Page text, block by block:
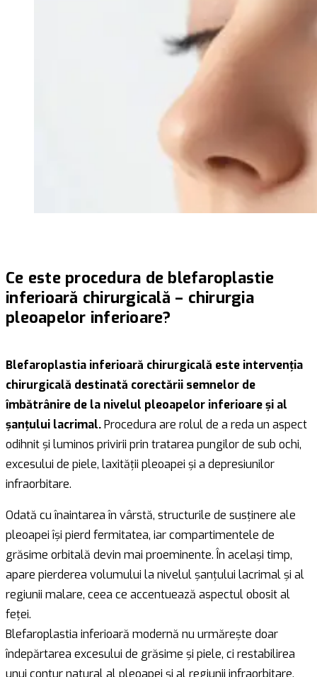
Ce este procedura de blefaroplastie
inferioară chirurgicală – chirurgia
pleoapelor inferioare?
Blefaroplastia inferioară chirurgicală este intervenția
chirurgicală destinată corectării semnelor de
îmbătrânire de la nivelul pleoapelor inferioare și al
șanțului lacrimal.Procedura are rolul de a reda un aspect
odihnit și luminos privirii prin tratarea pungilor de sub ochi,
excesului de piele, laxității pleoapei și a depresiunilor
infraorbitare.
Odată cu înaintarea în vârstă, structurile de susținere ale
pleoapei își pierd fermitatea, iar compartimentele de
grăsime orbitală devin mai proeminente. În același timp,
apare pierderea volumului la nivelul șanțului lacrimal și al
regiunii malare, ceea ce accentuează aspectul obosit al
feței.
Blefaroplastia inferioară modernă nu urmărește doar
îndepărtarea excesului de grăsime și piele, ci restabilirea
unui contur natural al pleoapei și al regiunii infraorbitare,